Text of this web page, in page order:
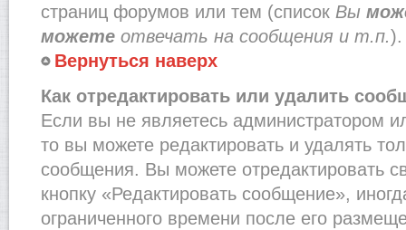
страниц форумов или тем (список Вы
можете отвечать на сообщения и т.п.).
Вернуться наверх
Как отредактировать или удалить
Если вы не являетесь администратором
то вы можете редактировать и удалять
сообщения. Вы можете отредактировать
кнопку «Редактировать сообщение»,
ограниченного времени после его